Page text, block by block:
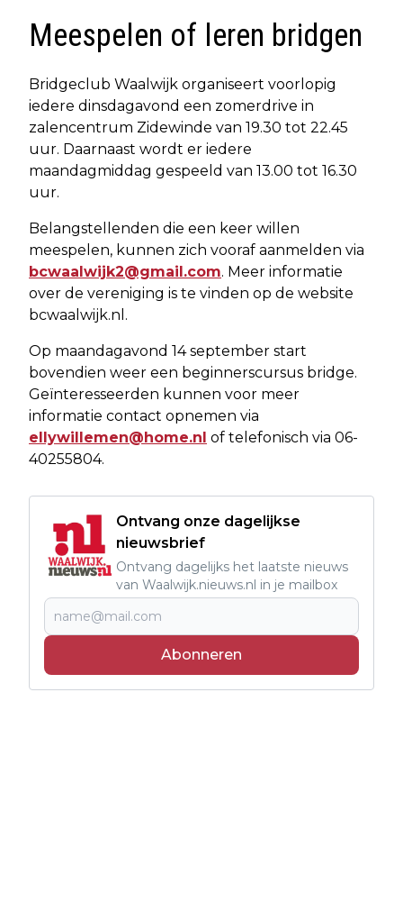
Meespelen of leren bridgen
Bridgeclub Waalwijk organiseert voorlopig
iedere dinsdagavond een zomerdrive in
zalencentrum Zidewinde van 19.30 tot 22.45
uur. Daarnaast wordt er iedere
maandagmiddag gespeeld van 13.00 tot 16.30
uur.
Belangstellenden die een keer willen
meespelen, kunnen zich vooraf aanmelden via
bcwaalwijk2@gmail.com. Meer informatie
over de vereniging is te vinden op de website
bcwaalwijk.nl.
Op maandagavond 14 september start
bovendien weer een beginnerscursus bridge.
Geïnteresseerden kunnen voor meer
informatie contact opnemen via
ellywillemen@home.nl of telefonisch via 06-
40255804.
Ontvang onze dagelijkse
nieuwsbrief
Ontvang dagelijks het laatste nieuws
van Waalwijk.nieuws.nl in je mailbox
Abonneren